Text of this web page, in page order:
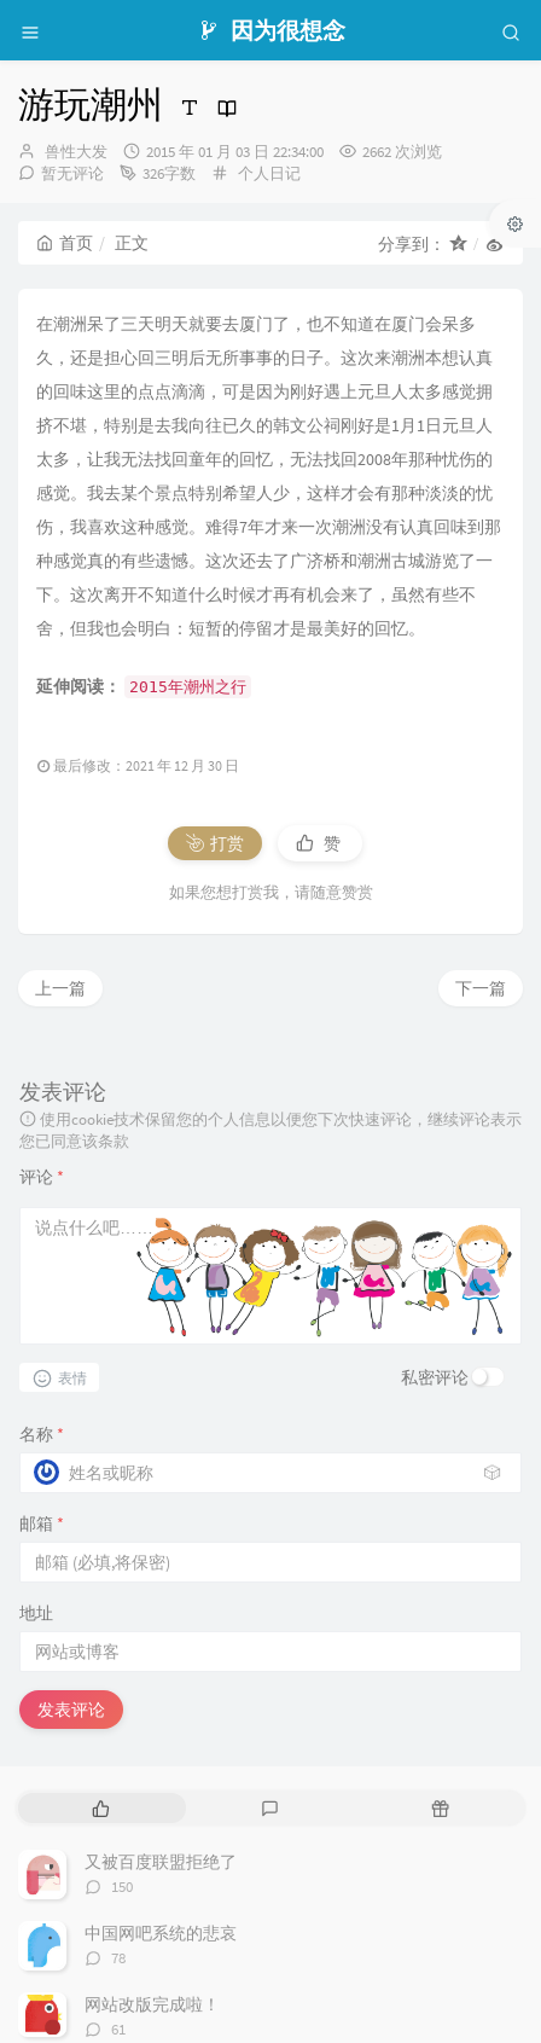
因为很想念
游玩潮州
博
主：
兽性大发
发
布
2015 年 01 月 03 日 22:34:00
2662 次浏览
暂无评论
326字数
分
个人日记
首页 正文 分享到：
在潮洲呆了三天明天就要去厦门了，也不知道在厦门会呆多
久，还是担心回三明后无所事事的日子。这次来潮洲本想认真
的回味这里的点点滴滴，可是因为刚好遇上元旦人太多感觉拥
挤不堪，特别是去我向往已久的韩文公祠刚好是1月1日元旦人
太多，让我无法找回童年的回忆，无法找回2008年那种忧伤的
感觉。我去某个景点特别希望人少，这样才会有那种淡淡的忧
伤，我喜欢这种感觉。难得7年才来一次潮洲没有认真回味到那
种感觉真的有些遗憾。这次还去了广济桥和潮洲古城游览了一
下。这次离开不知道什么时候才再有机会来了，虽然有些不
舍，但我也会明白：短暂的停留才是最美好的回忆。
延伸阅读： 2015年潮州之行
最后修改：2021 年 12 月 30 日
打赏 赞
如果您想打赏我，请随意赞赏
下一篇
上一篇
发表评论
使用cookie技术保留您的个人信息以便您下次快速评论，继续评论表示
您已同意该条款
评论 *
表情 私密评论
名称 *
🎲
邮箱 *
地址
发表评论
热
文
章
随
又被百度联盟拒绝了
评
数：
150
中国网吧系统的悲哀
评
数：
78
网站改版完成啦！
评
61